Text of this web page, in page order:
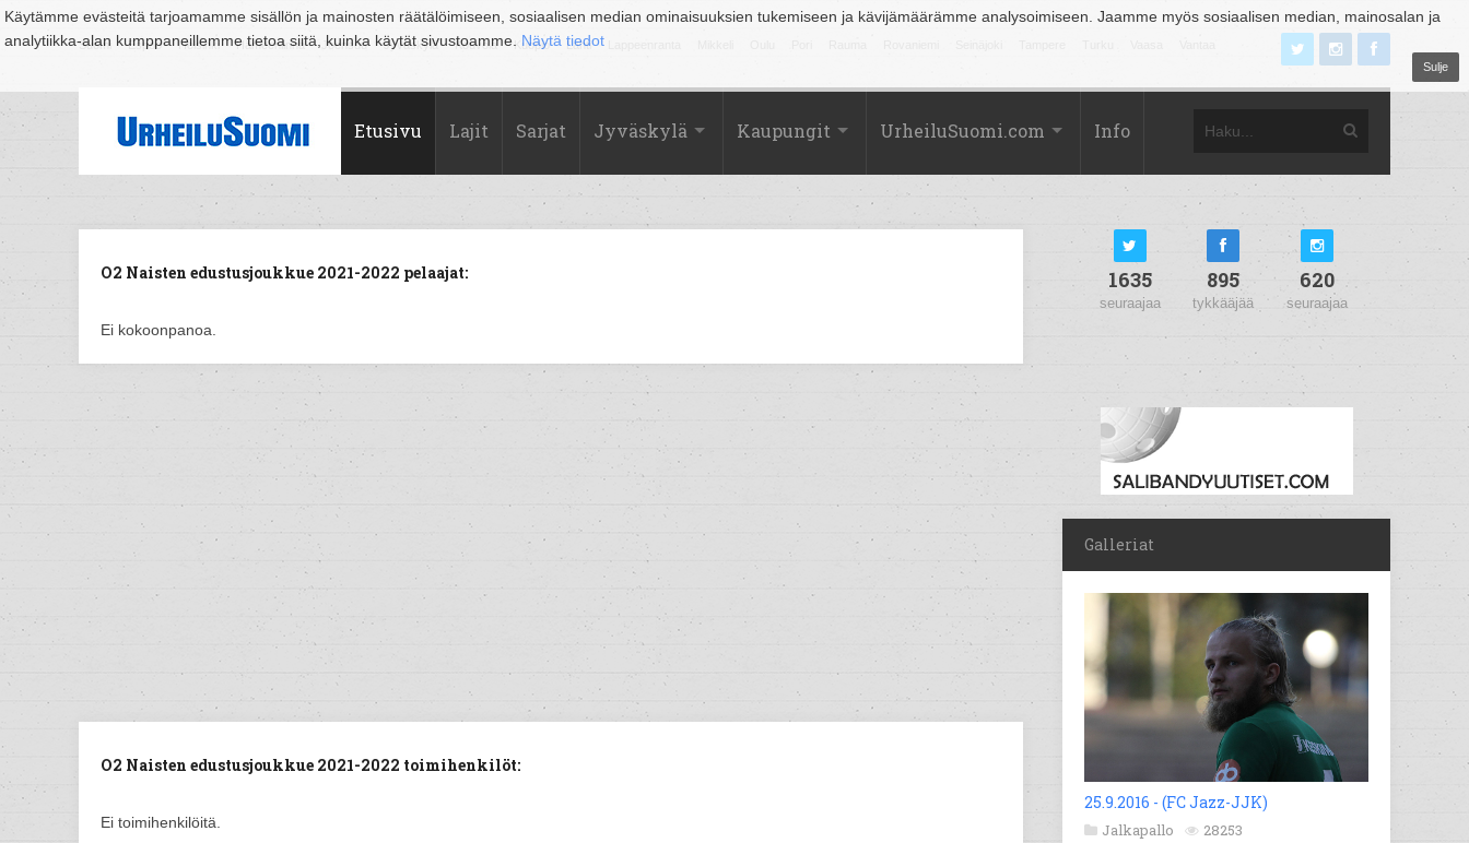
Käytämme evästeitä tarjoamamme sisällön ja mainosten räätälöimiseen, sosiaalisen median ominaisuuksien tukemiseen ja kävijämäärämme analysoimiseen. Jaamme myös sosiaalisen median, mainosalan ja
analytiikka-alan kumppaneillemme tietoa siitä, kuinka käytät sivustoamme. Näytä tiedot
Sulje
Suomi Espoo Helsinki Hämeenlinna Joensuu Jyväskylä Kouvola Kuopio Lahti
Etusivu Lajit Sarjat Jyväskylä Kaupungit UrheiluSuomi.com Info
O2 Naisten edustusjoukkue 2021-2022 pelaajat:
Ei kokoonpanoa.
O2 Naisten edustusjoukkue 2021-2022 toimihenkilöt:
Ei toimihenkilöitä.
1635
seuraajaa
895
tykkääjää
620
seuraajaa
Galleriat
25.9.2016 - (FC Jazz-JJK)
Jalkapallo 28253